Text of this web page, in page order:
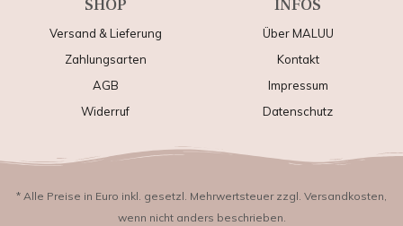
INFOS
Über MALUU
Kontakt
Impressum
Datenschutz
SHOP
Versand & Lieferung
Zahlungsarten
AGB
Widerruf
* Alle Preise in Euro inkl. gesetzl. Mehrwertsteuer zzgl. Versandkosten,
wenn nicht anders beschrieben.